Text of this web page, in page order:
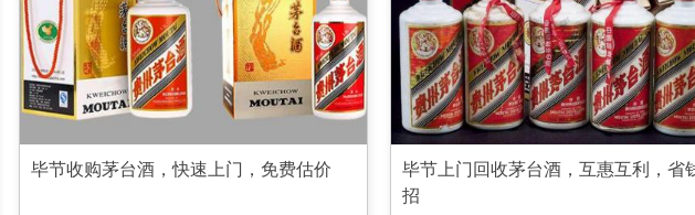
毕节收购茅台酒，快速上门，免费估价
毕节上门回收茅台酒，互惠互利，省
招